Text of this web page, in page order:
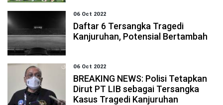
06 Oct 2022
Daftar 6 Tersangka Tragedi
Kanjuruhan, Potensial Bertambah
06 Oct 2022
BREAKING NEWS: Polisi Tetapkan
Dirut PT LIB sebagai Tersangka
Kasus Tragedi Kanjuruhan